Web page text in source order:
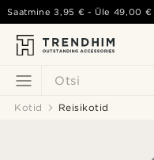
Otsi
Saatmine3,95 € - Üle 49,00 €
Kotid Reisikotid